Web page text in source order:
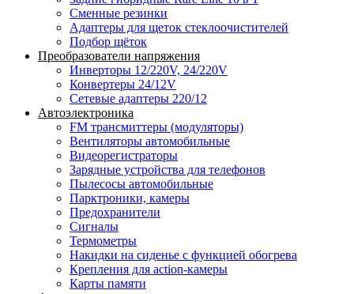
Сменные резинки
Адаптеры для щеток стеклоочистителей
Подбор щёток
Преобразователи напряжения
Инверторы 12/220V, 24/220V
Конвертеры 24/12V
Сетевые адаптеры 220/12
Автоэлектроника
FM трансмиттеры (модуляторы)
Вентиляторы автомобильные
Видеорегистраторы
Зарядные устройства для телефонов
Пылесосы автомобильные
Парктроники, камеры
Предохранители
Сигналы
Термометры
Накидки на сиденье с функцией обогрева
Крепления для action-камеры
Карты памяти